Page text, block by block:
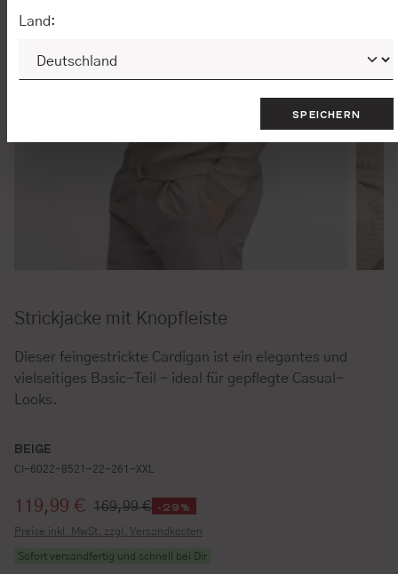
Strickjacke mit Knopfleiste
Dieser feingestrickte Cardigan ist ein elegantes und
vielseitiges Basic-Teil - ideal für gepflegte Casual-
Looks.
BEIGE
CI-6022-8521-22-261-XXL
Verkaufspreis:
119,99 € 169,99 € -29%
Preise inkl. MwSt. zzgl. Versandkosten
Sofort versandfertig und schnell bei Dir
Land:
SPEICHERN